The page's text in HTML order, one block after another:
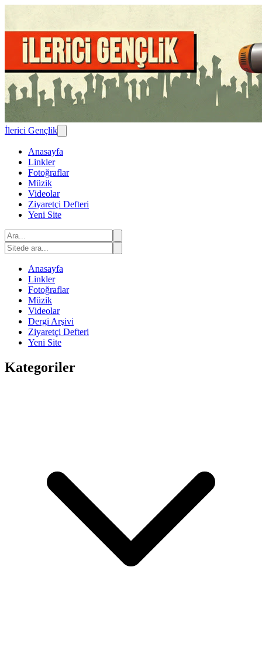
İlerici Gençlik
Anasayfa
Linkler
Fotoğraflar
Müzik
Videolar
Ziyaretçi Defteri
Yeni Site
Anasayfa
Linkler
Fotoğraflar
Müzik
Videolar
Dergi Arşivi
Ziyaretçi Defteri
Yeni Site
Kategoriler